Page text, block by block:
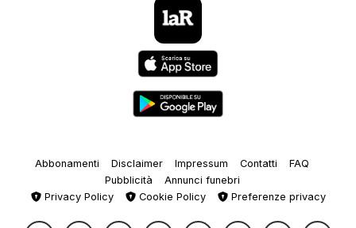
Abbonamenti Disclaimer Impressum Contatti
FAQ
Pubblicità
Annunci funebri
Privacy Policy
Cookie Policy Preferenze privacy